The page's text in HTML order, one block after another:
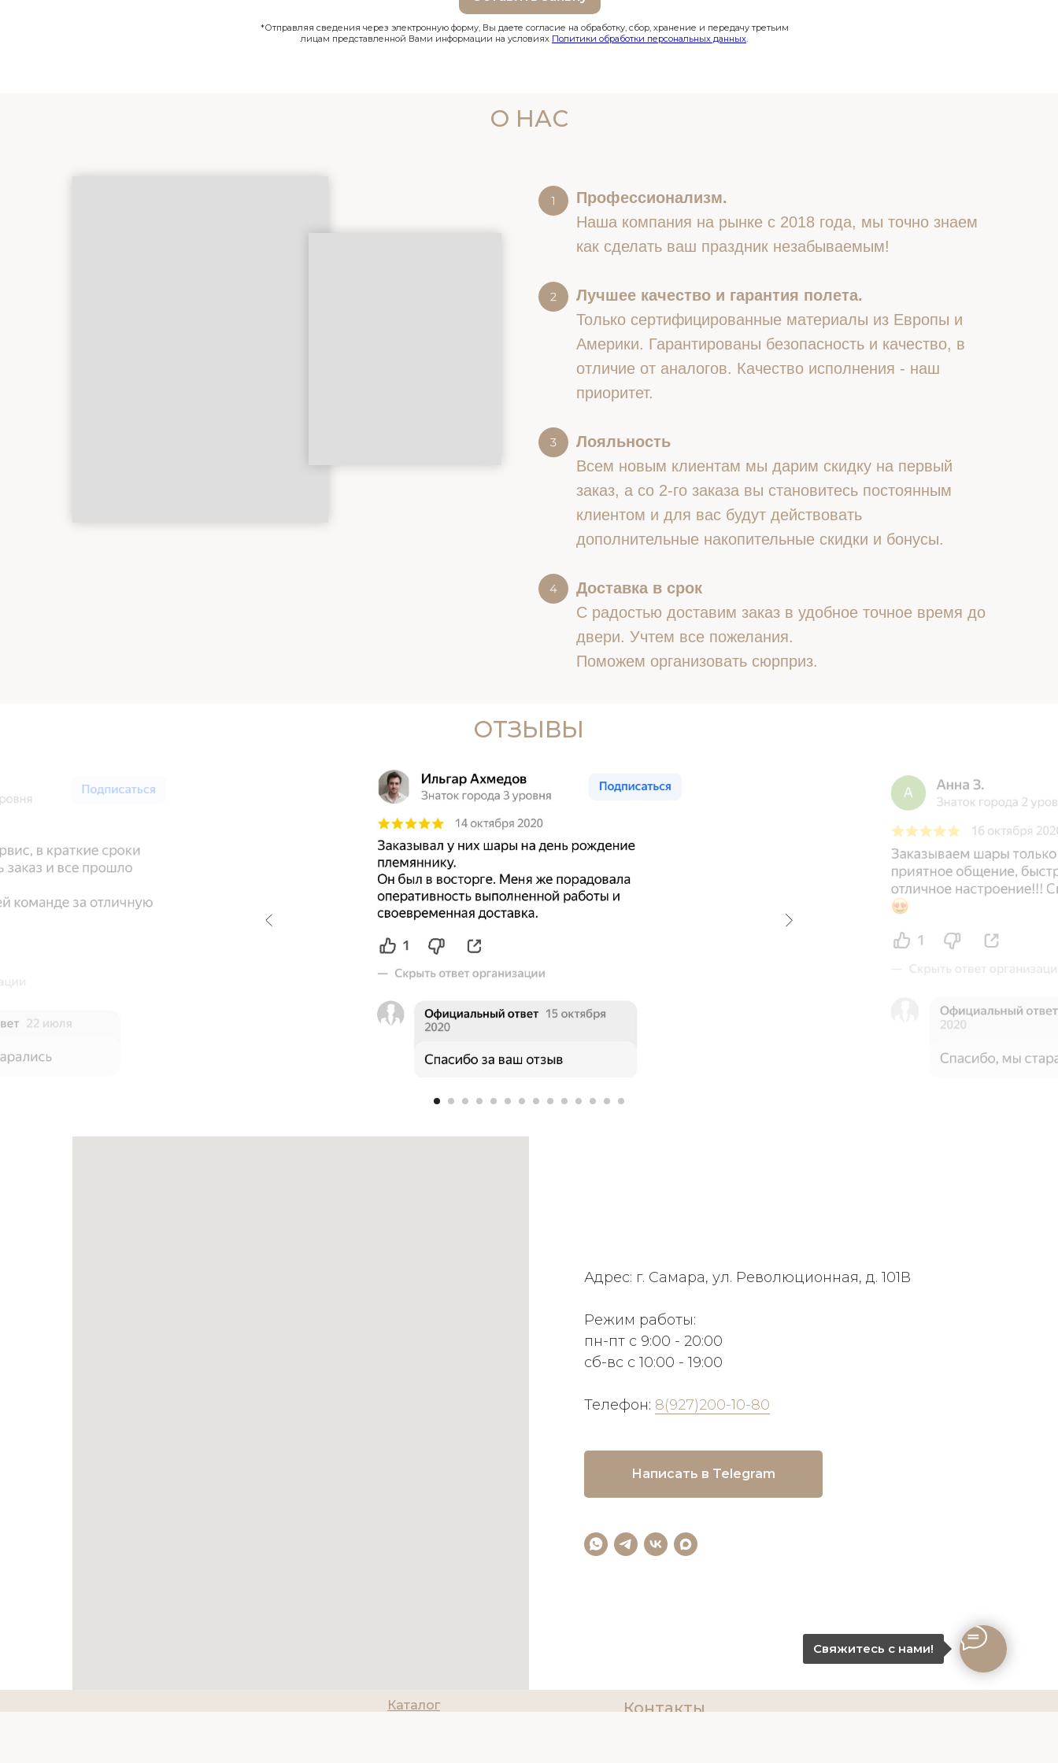
Свяжитесь с нами!
*Отправляя сведения через электронную форму, Вы даете согласие на обработку, сбор, хранение и передачу третьим
лицам представленной Вами информации на условиях Политики обработки персональных данных.
О НАС
Профессионализм.
Наша компания на рынке с 2018 года, мы точно знаем
как сделать ваш праздник незабываемым!
Лучшее качество и гарантия полета.
Только сертифицированные материалы из Европы и
Америки. Гарантированы безопасность и качество, в
отличие от аналогов. Качество исполнения - наш
приоритет.
Лояльность
Всем новым клиентам мы дарим скидку на первый
заказ, а со 2-го заказа вы становитесь постоянным
клиентом и для вас будут действовать
дополнительные накопительные скидки и бонусы.
Доставка в срок
С радостью доставим заказ в удобное точное время до
двери. Учтем все пожелания.
Поможем организовать сюрприз.
ОТЗЫВЫ
Адрес: г. Самара, ул. Революционная, д. 101В
Режим работы:
пн-пт с 9:00 - 20:00
сб-вс с 10:00 - 19:00
Телефон: 8(927)200-10-80
Написать в Telegram
Контакты
Каталог